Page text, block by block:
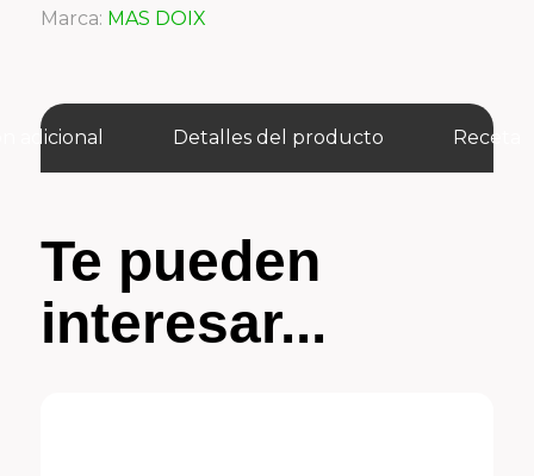
Marca: MAS DOIX
adicional Detalles del producto Receta
Te pueden
interesar...